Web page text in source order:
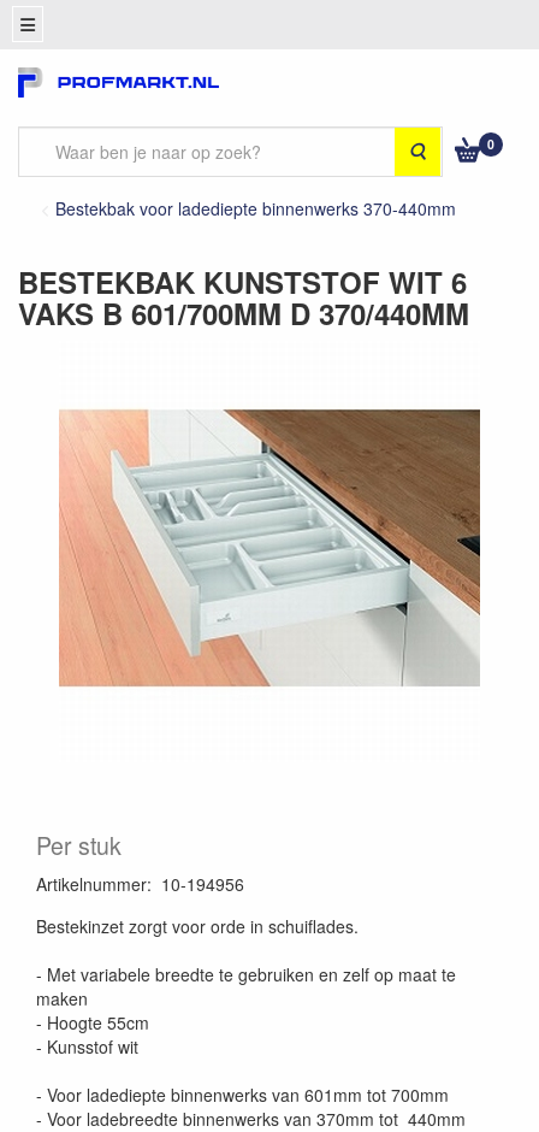
Zoeken 0
Bestekbak voor ladediepte binnenwerks 370-440mm
BESTEKBAK KUNSTSTOF WIT 6
VAKS B 601/700MM D 370/440MM
Per stuk
Artikelnummer: 10-194956
Bestekinzet zorgt voor orde in schuiflades.
- Met variabele breedte te gebruiken en zelf op maat te
maken
- Hoogte 55cm
- Kunsstof wit
- Voor ladediepte binnenwerks van 601mm tot 700mm
- Voor ladebreedte binnenwerks van 370mm tot 440mm